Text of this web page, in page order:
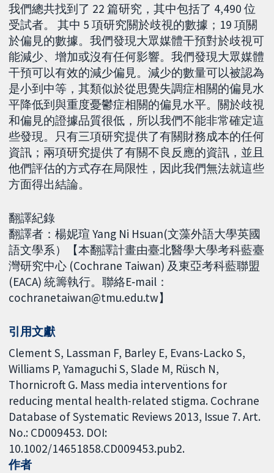
我們總共找到了 22 篇研究，其中包括了 4,490 位
受試者。 其中 5 項研究關於歧視的數據；19 項關
於偏見的數據。我們發現大眾媒體干預對於歧視可
能減少、增加或沒有任何影響。我們發現大眾媒體
干預可以有效的減少偏見。減少的數量可以被認為
是小到中等，其類似於從思覺失調症相關的偏見水
平降低到與重度憂鬱症相關的偏見水平。關於歧視
和偏見的證據品質很低，所以我們不能非常確定這
些發現。只有三項研究提供了有關財務成本的任何
資訊；兩項研究提供了有關不良反應的資訊，並且
他們評估的方式存在局限性，因此我們無法就這些
方面得出結論。
翻譯紀錄
翻譯者：楊妮瑄 Yang Ni Hsuan(文藻外語大學英國
語文學系）【本翻譯計畫由臺北醫學大學考科藍臺
灣研究中心 (Cochrane Taiwan) 及東亞考科藍聯盟
(EACA) 統籌執行。聯絡E‐mail：
cochranetaiwan@tmu.edu.tw】
引用文獻
Clement S, Lassman F, Barley E, Evans-Lacko S,
Williams P, Yamaguchi S, Slade M, Rüsch N,
Thornicroft G. Mass media interventions for
reducing mental health-related stigma. Cochrane
Database of Systematic Reviews 2013, Issue 7. Art.
No.: CD009453. DOI:
10.1002/14651858.CD009453.pub2.
作者